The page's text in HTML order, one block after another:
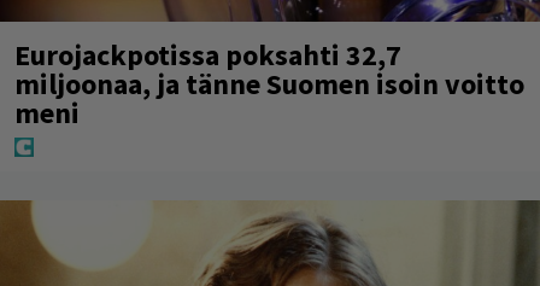
Eurojackpotissa poksahti 32,7
miljoonaa, ja tänne Suomen isoin voitto
meni